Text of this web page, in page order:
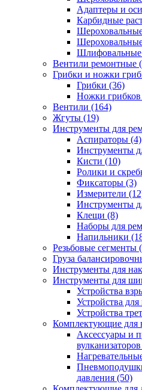
Адаптеры и оси
Карбидные
Вентили ремонтные
Грибки и ножки
Грибки (36)
Ножки грибков
Вентили (164)
Жгуты (19)
Инструменты для
Аспираторы (4)
Инструменты
Кисти (10)
Ролики и
Фиксаторы (3)
Измерители
Инструменты
Клещи (8)
Наборы для
Напильники
Резьбовые сегменты
Груза
Инструменты для
Инструменты для
Устройства
Устройства
Устройства
Комплектующие для
Аксессуары и
вулканизаторов
давления (50)